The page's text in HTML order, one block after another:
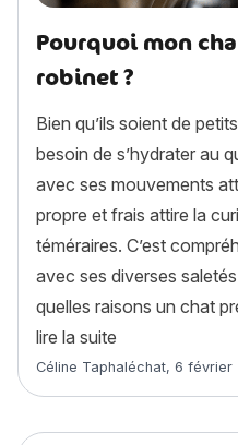
Pourquoi mon
robinet ?
Bien qu’ils soient de
besoin de s’hydrater au
avec ses mouvements
propre et frais attire la
téméraires. C’est
avec ses diverses
quelles raisons un chat
lire la suite
Article rédigé par
Céline Taphaléchat, 6 février